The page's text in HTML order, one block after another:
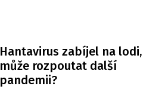
Hantavirus zabíjel na lodi,
může rozpoutat další
pandemii?